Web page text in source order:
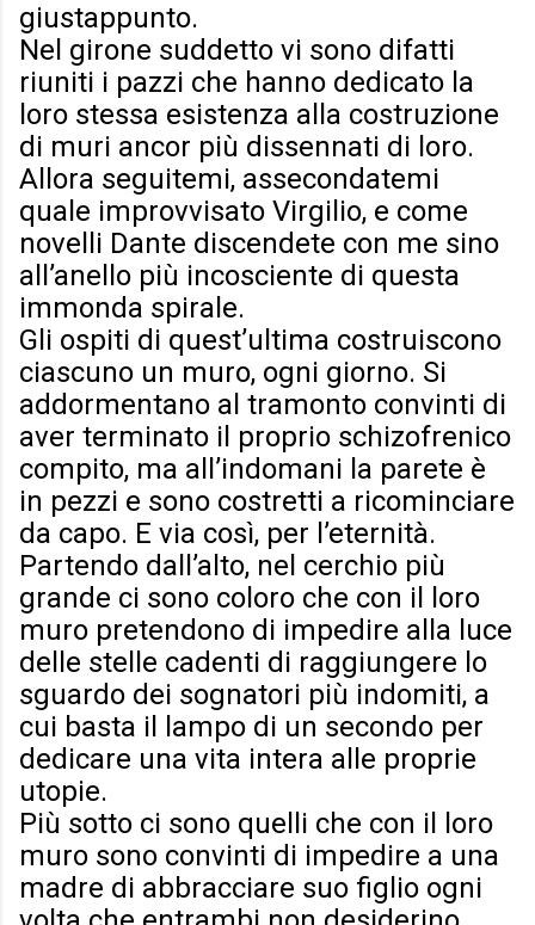
giustappunto.
Nel girone suddetto vi sono difatti
riuniti i pazzi che hanno dedicato la
loro stessa esistenza alla costruzione
di muri ancor più dissennati di loro.
Allora seguitemi, assecondatemi
quale improvvisato Virgilio, e come
novelli Dante discendete con me sino
all’anello più incosciente di questa
immonda spirale.
Gli ospiti di quest’ultima costruiscono
ciascuno un muro, ogni giorno. Si
addormentano al tramonto convinti di
aver terminato il proprio schizofrenico
compito, ma all’indomani la parete è
in pezzi e sono costretti a ricominciare
da capo. E via così, per l’eternità.
Partendo dall’alto, nel cerchio più
grande ci sono coloro che con il loro
muro pretendono di impedire alla luce
delle stelle cadenti di raggiungere lo
sguardo dei sognatori più indomiti, a
cui basta il lampo di un secondo per
dedicare una vita intera alle proprie
utopie.
Più sotto ci sono quelli che con il loro
muro sono convinti di impedire a una
madre di abbracciare suo figlio ogni